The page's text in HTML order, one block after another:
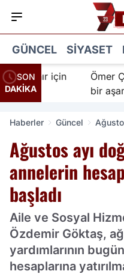
GÜNCEL SIYASET
SON
DAKİKA
İnanır için
Ömer
bir
Haberler Güncel
Ağustos ayı
annelerin
başladı
Aile ve Sosyal
Özdemir Göktaş,
yardımlarının
hesaplarına